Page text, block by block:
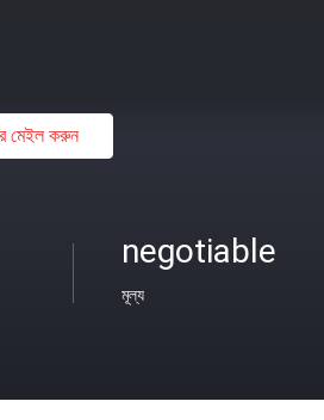
মেইল ​​করুন
negotiable
মূল্য